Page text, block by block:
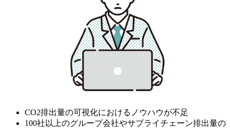
CO2排出量の可視化におけるノウハウが不足
100社以上のグループ会社やサプライチェーン排出量の